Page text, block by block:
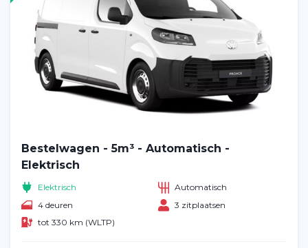
Bestelwagen - 5m³ - Automatisch -
Elektrisch
Elektrisch
Automatisch
4 deuren
3 zitplaatsen
tot 330 km (WLTP)